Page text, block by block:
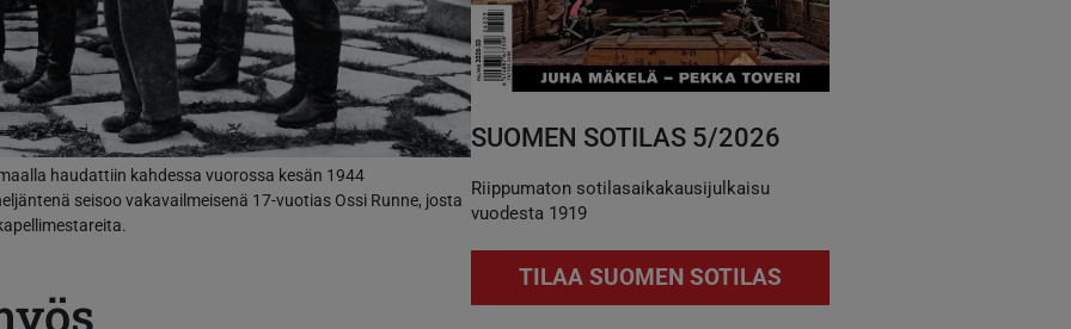
haudattiin kahdessa vuorossa kesän 1944
seisoo vakavailmeisenä 17-vuotias Ossi Runne, josta
SUOMEN SOTILAS 5/2026
Riippumaton sotilasaikakausijulkaisu
vuodesta 1919
TILAA SUOMEN SOTILAS